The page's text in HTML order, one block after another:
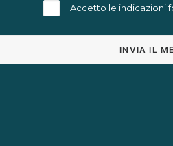
Accetto le indicazioni